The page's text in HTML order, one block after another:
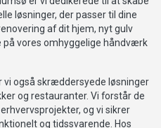
løsninger, der passer til dine
af dit hjem, nyt gulv
vores omhyggelige håndværk
vi også skræddersyede løsninger
og restauranter. Vi forstår de
og vi sikrer
og tidssvarende. Hos